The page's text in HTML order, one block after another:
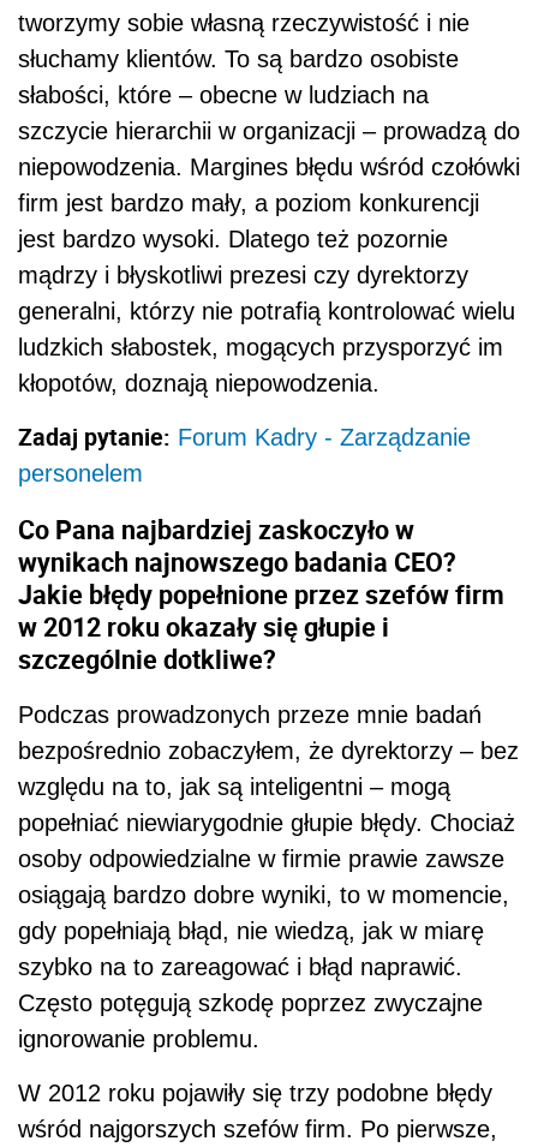
tworzymy sobie własną rzeczywistość i nie
słuchamy klientów. To są bardzo osobiste
słabości, które – obecne w ludziach na
szczycie hierarchii w organizacji – prowadzą do
niepowodzenia. Margines błędu wśród czołówki
firm jest bardzo mały, a poziom konkurencji
jest bardzo wysoki. Dlatego też pozornie
mądrzy i błyskotliwi prezesi czy dyrektorzy
generalni, którzy nie potrafią kontrolować wielu
ludzkich słabostek, mogących przysporzyć im
kłopotów, doznają niepowodzenia.
Zadaj pytanie: Forum Kadry - Zarządzanie
personelem
Co Pana najbardziej zaskoczyło w
wynikach najnowszego badania CEO?
Jakie błędy popełnione przez szefów firm
w 2012 roku okazały się głupie i
szczególnie dotkliwe?
Podczas prowadzonych przeze mnie badań
bezpośrednio zobaczyłem, że dyrektorzy – bez
względu na to, jak są inteligentni – mogą
popełniać niewiarygodnie głupie błędy. Chociaż
osoby odpowiedzialne w firmie prawie zawsze
osiągają bardzo dobre wyniki, to w momencie,
gdy popełniają błąd, nie wiedzą, jak w miarę
szybko na to zareagować i błąd naprawić.
Często potęgują szkodę poprzez zwyczajne
ignorowanie problemu.
W 2012 roku pojawiły się trzy podobne błędy
wśród najgorszych szefów firm. Po pierwsze,